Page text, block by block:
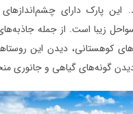
پارک دارای چشم‌اندازهای
زیبا است. از جمله
کوهستانی، دیدن این
گونه‌های گیاهی و جانوری